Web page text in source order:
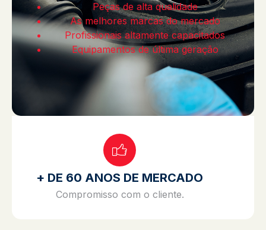
Peças de alta qualidade
As melhores marcas do mercado
Profissionais altamente capacitados
Equipamentos de última geração
+ DE 60 ANOS DE MERCADO
Compromisso com o cliente.